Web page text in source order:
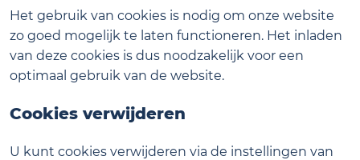
Het gebruik van cookies is nodig om onze website
zo goed mogelijk te laten functioneren. Het inladen
van deze cookies is dus noodzakelijk voor een
optimaal gebruik van de website.
Cookies verwijderen
U kunt cookies verwijderen via de instellingen van